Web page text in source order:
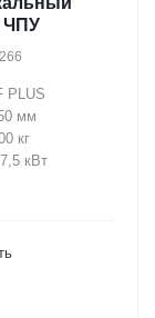
ЧПУ
PLUS
мм
кг
кВт